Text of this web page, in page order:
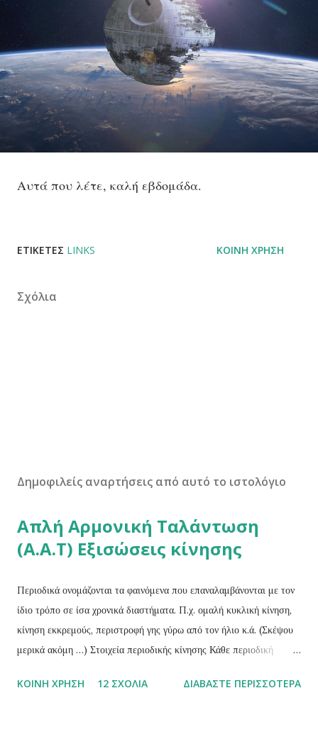
Αυτά που λέτε, καλή εβδομάδα.
ΕΤΙΚΈΤΕΣ LINKS ΚΟΙΝΉ ΧΡΉΣΗ
Σχόλια
Δημοφιλείς αναρτήσεις από αυτό το ιστολόγιο
Απλή Αρμονική Ταλάντωση
(Α.Α.Τ) Εξισώσεις κίνησης
Περιοδικά ονομάζονται τα φαινόμενα που επαναλαμβάνονται με τον
ίδιο τρόπο σε ίσα χρονικά διαστήματα. Π.χ. ομαλή κυκλική κίνηση,
κίνηση εκκρεμούς, περιστροφή γης γύρω από τον ήλιο κ.ά. (Σκέψου
μερικά ακόμη …) Στοιχεία περιοδικής κίνησης Κάθε περιοδική
ενός περιοδικού φαινομένου ονομάζεται ο χρόνος που απαιτείται για
ΚΟΙΝΉ ΧΡΉΣΗ 12 ΣΧΌΛΙΑ ΔΙΑΒΆΣΤΕ ΠΕΡΙΣΣΌΤΕΡΑ